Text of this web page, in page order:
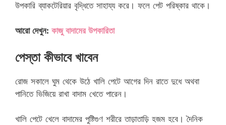
উপকারি ব্যাকটেরিয়ার বৃদ্ধিতে সাহায্য করে। ফলে পেট পরিষ্কার থাকে।
আরো দেখুন: কাজু বাদামের উপকারিতা
পেস্তা কীভাবে খাবেন
রোজ সকালে ঘুম থেকে উঠে খালি পেটে আগের দিন রাতে দুধে অথবা
পানিতে ভিজিয়ে রাখা বাদাম খেতে পারেন।
খালি পেটে খেলে বাদামের পুষ্টিগুণ শরীরে তাড়াতাড়ি হজম হবে। দৈনিক